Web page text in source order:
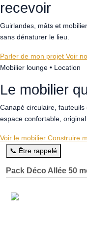
recevoir
Guirlandes, mâts et
sans dénaturer le lieu.
Parler de mon projet Voir
Mobilier lounge • Location
Le mobilier
Canapé circulaire,
espace confortable, original
Voir le mobilier Construire
📞 Être rappelé
Pack Déco Allée 50